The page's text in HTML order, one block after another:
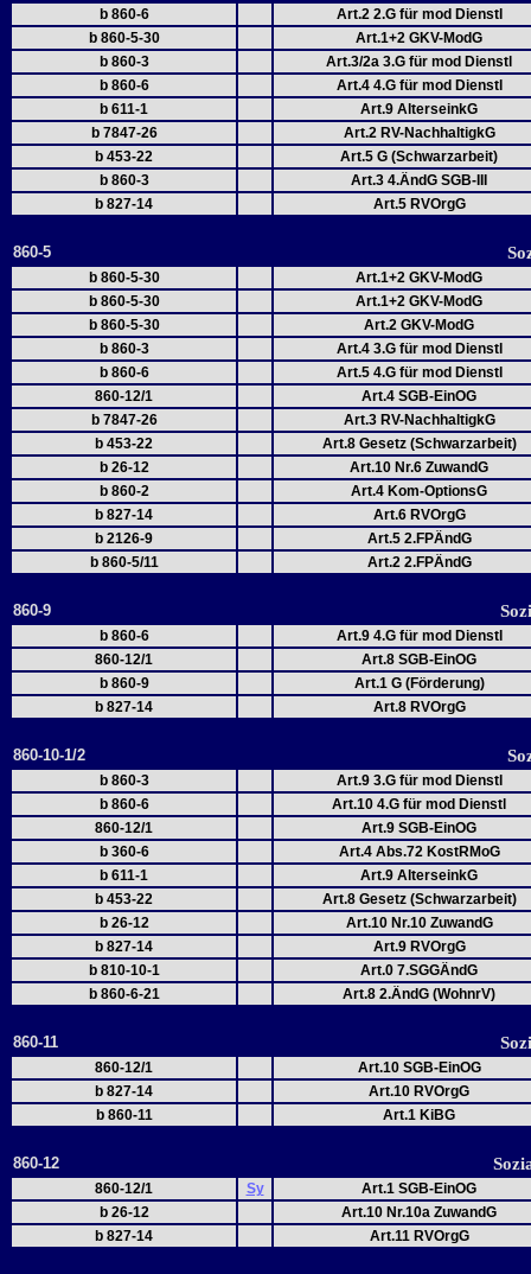
b 860-6
Art.2 2.G für mod Dienstl
b 860-5-30
Art.1+2 GKV-ModG
b 860-3
Art.3/2a 3.G für mod Dienstl
b 860-6
Art.4 4.G für mod Dienstl
b 611-1
Art.9 AlterseinkG
b 7847-26
Art.2 RV-NachhaltigkG
b 453-22
Art.5 G (Schwarzarbeit)
b 860-3
Art.3 4.ÄndG SGB-III
b 827-14
Art.5 RVOrgG
860-5
b 860-5-30
Art.1+2 GKV-ModG
b 860-5-30
Art.1+2 GKV-ModG
b 860-5-30
Art.2 GKV-ModG
b 860-3
Art.4 3.G für mod Dienstl
b 860-6
Art.5 4.G für mod Dienstl
860-12/1
Art.4 SGB-EinOG
b 7847-26
Art.3 RV-NachhaltigkG
b 453-22
Art.8 Gesetz (Schwarzarbeit)
b 26-12
Art.10 Nr.6 ZuwandG
b 860-2
Art.4 Kom-OptionsG
b 827-14
Art.6 RVOrgG
b 2126-9
Art.5 2.FPÄndG
b 860-5/11
Art.2 2.FPÄndG
860-9
b 860-6
Art.9 4.G für mod Dienstl
860-12/1
Art.8 SGB-EinOG
b 860-9
Art.1 G (Förderung)
b 827-14
Art.8 RVOrgG
860-10-1/2
b 860-3
Art.9 3.G für mod Dienstl
b 860-6
Art.10 4.G für mod Dienstl
860-12/1
Art.9 SGB-EinOG
b 360-6
Art.4 Abs.72 KostRMoG
b 611-1
Art.9 AlterseinkG
b 453-22
Art.8 Gesetz (Schwarzarbeit)
b 26-12
Art.10 Nr.10 ZuwandG
b 827-14
Art.9 RVOrgG
b 810-10-1
Art.0 7.SGGÄndG
b 860-6-21
Art.8 2.ÄndG (WohnrV)
860-11
860-12/1
Art.10 SGB-EinOG
b 827-14
Art.10 RVOrgG
b 860-11
Art.1 KiBG
860-12
860-12/1 Sy
Art.1 SGB-EinOG
b 26-12
Art.10 Nr.10a ZuwandG
b 827-14
Art.11 RVOrgG